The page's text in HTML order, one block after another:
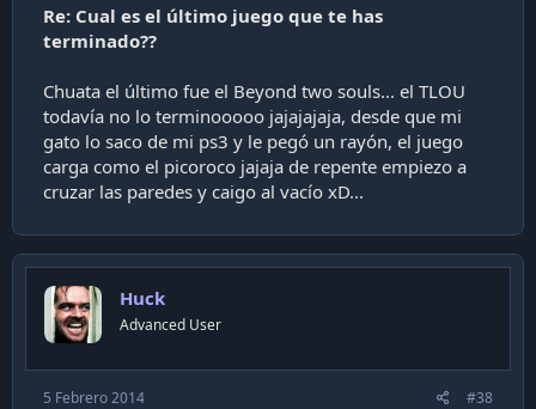
Re: Cual es el último juego que te has
terminado??
Chuata el último fue el Beyond two souls... el TLOU
todavía no lo terminooooo jajajajaja, desde que mi
gato lo saco de mi ps3 y le pegó un rayón, el juego
carga como el picoroco jajaja de repente empiezo a
cruzar las paredes y caigo al vacío xD...
Huck
Advanced User
5 Febrero 2014 #38